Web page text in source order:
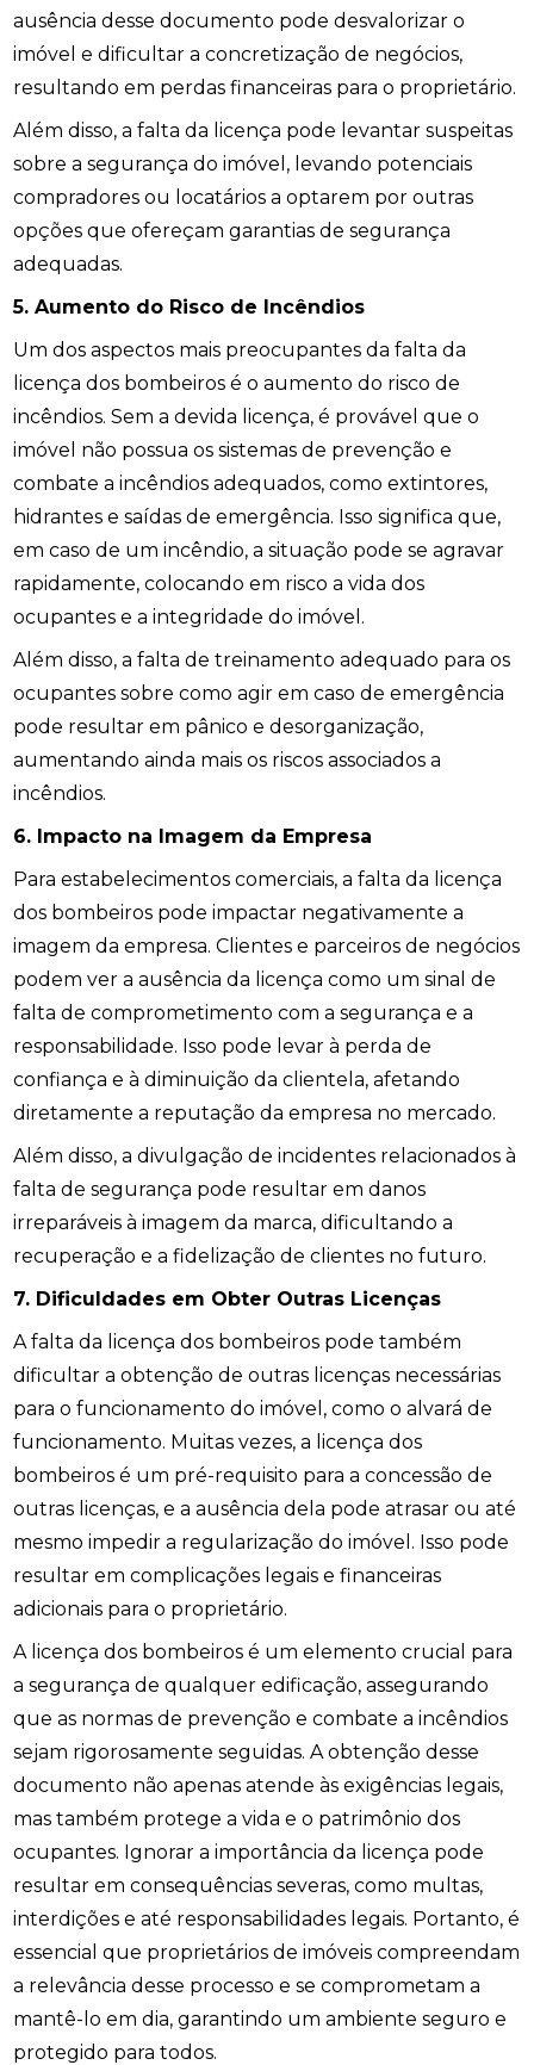
ausência desse documento pode desvalorizar o
imóvel e dificultar a concretização de negócios,
resultando em perdas financeiras para o proprietário.
Além disso, a falta da licença pode levantar suspeitas
sobre a segurança do imóvel, levando potenciais
compradores ou locatários a optarem por outras
opções que ofereçam garantias de segurança
adequadas.
5. Aumento do Risco de Incêndios
Um dos aspectos mais preocupantes da falta da
licença dos bombeiros é o aumento do risco de
incêndios. Sem a devida licença, é provável que o
imóvel não possua os sistemas de prevenção e
combate a incêndios adequados, como extintores,
hidrantes e saídas de emergência. Isso significa que,
em caso de um incêndio, a situação pode se agravar
rapidamente, colocando em risco a vida dos
ocupantes e a integridade do imóvel.
Além disso, a falta de treinamento adequado para os
ocupantes sobre como agir em caso de emergência
pode resultar em pânico e desorganização,
aumentando ainda mais os riscos associados a
incêndios.
6. Impacto na Imagem da Empresa
Para estabelecimentos comerciais, a falta da licença
dos bombeiros pode impactar negativamente a
imagem da empresa. Clientes e parceiros de negócios
podem ver a ausência da licença como um sinal de
falta de comprometimento com a segurança e a
responsabilidade. Isso pode levar à perda de
confiança e à diminuição da clientela, afetando
diretamente a reputação da empresa no mercado.
Além disso, a divulgação de incidentes relacionados à
falta de segurança pode resultar em danos
irreparáveis à imagem da marca, dificultando a
recuperação e a fidelização de clientes no futuro.
7. Dificuldades em Obter Outras Licenças
A falta da licença dos bombeiros pode também
dificultar a obtenção de outras licenças necessárias
para o funcionamento do imóvel, como o alvará de
funcionamento. Muitas vezes, a licença dos
bombeiros é um pré-requisito para a concessão de
outras licenças, e a ausência dela pode atrasar ou até
mesmo impedir a regularização do imóvel. Isso pode
resultar em complicações legais e financeiras
adicionais para o proprietário.
A licença dos bombeiros é um elemento crucial para
a segurança de qualquer edificação, assegurando
que as normas de prevenção e combate a incêndios
sejam rigorosamente seguidas. A obtenção desse
documento não apenas atende às exigências legais,
mas também protege a vida e o patrimônio dos
ocupantes. Ignorar a importância da licença pode
resultar em consequências severas, como multas,
interdições e até responsabilidades legais. Portanto, é
essencial que proprietários de imóveis compreendam
a relevância desse processo e se comprometam a
mantê-lo em dia, garantindo um ambiente seguro e
protegido para todos.